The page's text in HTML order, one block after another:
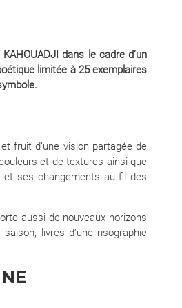
dans le cadre d’un
limitée à 25 exemplaires
fruit d’une vision partagée de
et de textures ainsi que
et ses changements au fil des
aussi de nouveaux horizons
livrés d’une risographie